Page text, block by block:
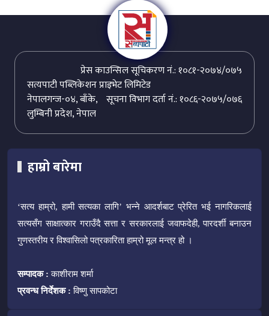
प्रेस काउन्सिल सूचिकरण नं.: १०८१-२०७४/०७५
सत्यपाटी पब्लिकेशन प्राइभेट लिमिटेड
सूचना विभाग दर्ता नं.: १०८६-२०७५/०७६
नेपालगन्ज-०४, बाँके,
लुम्बिनी प्रदेश, नेपाल
हाम्रो बारेमा
‘सत्य हाम्रो, हामी सत्यका लागि’ भन्ने आदर्शबाट प्रेरित भई नागरिकलाई
सत्यसँग साक्षात्कार गराउँदै सत्ता र सरकारलाई जवाफदेही, पारदर्शी बनाउन
गुणस्तरीय र विश्वासिलो पत्रकारिता हाम्रो मूल मन्त्र हो ।
सम्पादक : काशीराम शर्मा
प्रवन्ध निर्देशक : विष्णु सापकोटा